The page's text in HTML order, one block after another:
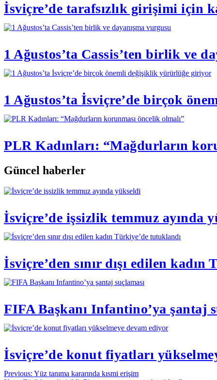
İsviçre’de tarafsızlık girişimi için
1 Ağustos’ta Cassis’ten birlik ve
1 Ağustos’ta İsviçre’de birçok
PLR Kadınları: “Mağdurların
Güncel haberler
İsviçre’de işsizlik temmuz ayında
İsviçre’den sınır dışı edilen
FIFA Başkanı Infantino’ya şantaj
İsviçre’de konut fiyatları
Yazı
Previous: Yüz tanıma kararında kısmi erişim